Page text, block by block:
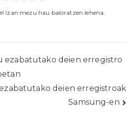
Izan mezu hau baloratzen lehena.
ezabatutako deien erregistro
deien erregistroak
Samsung-en